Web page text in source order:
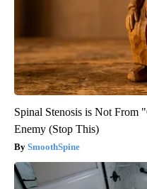
Spinal Stenosis is Not From
Enemy (Stop This)
SmoothSpine